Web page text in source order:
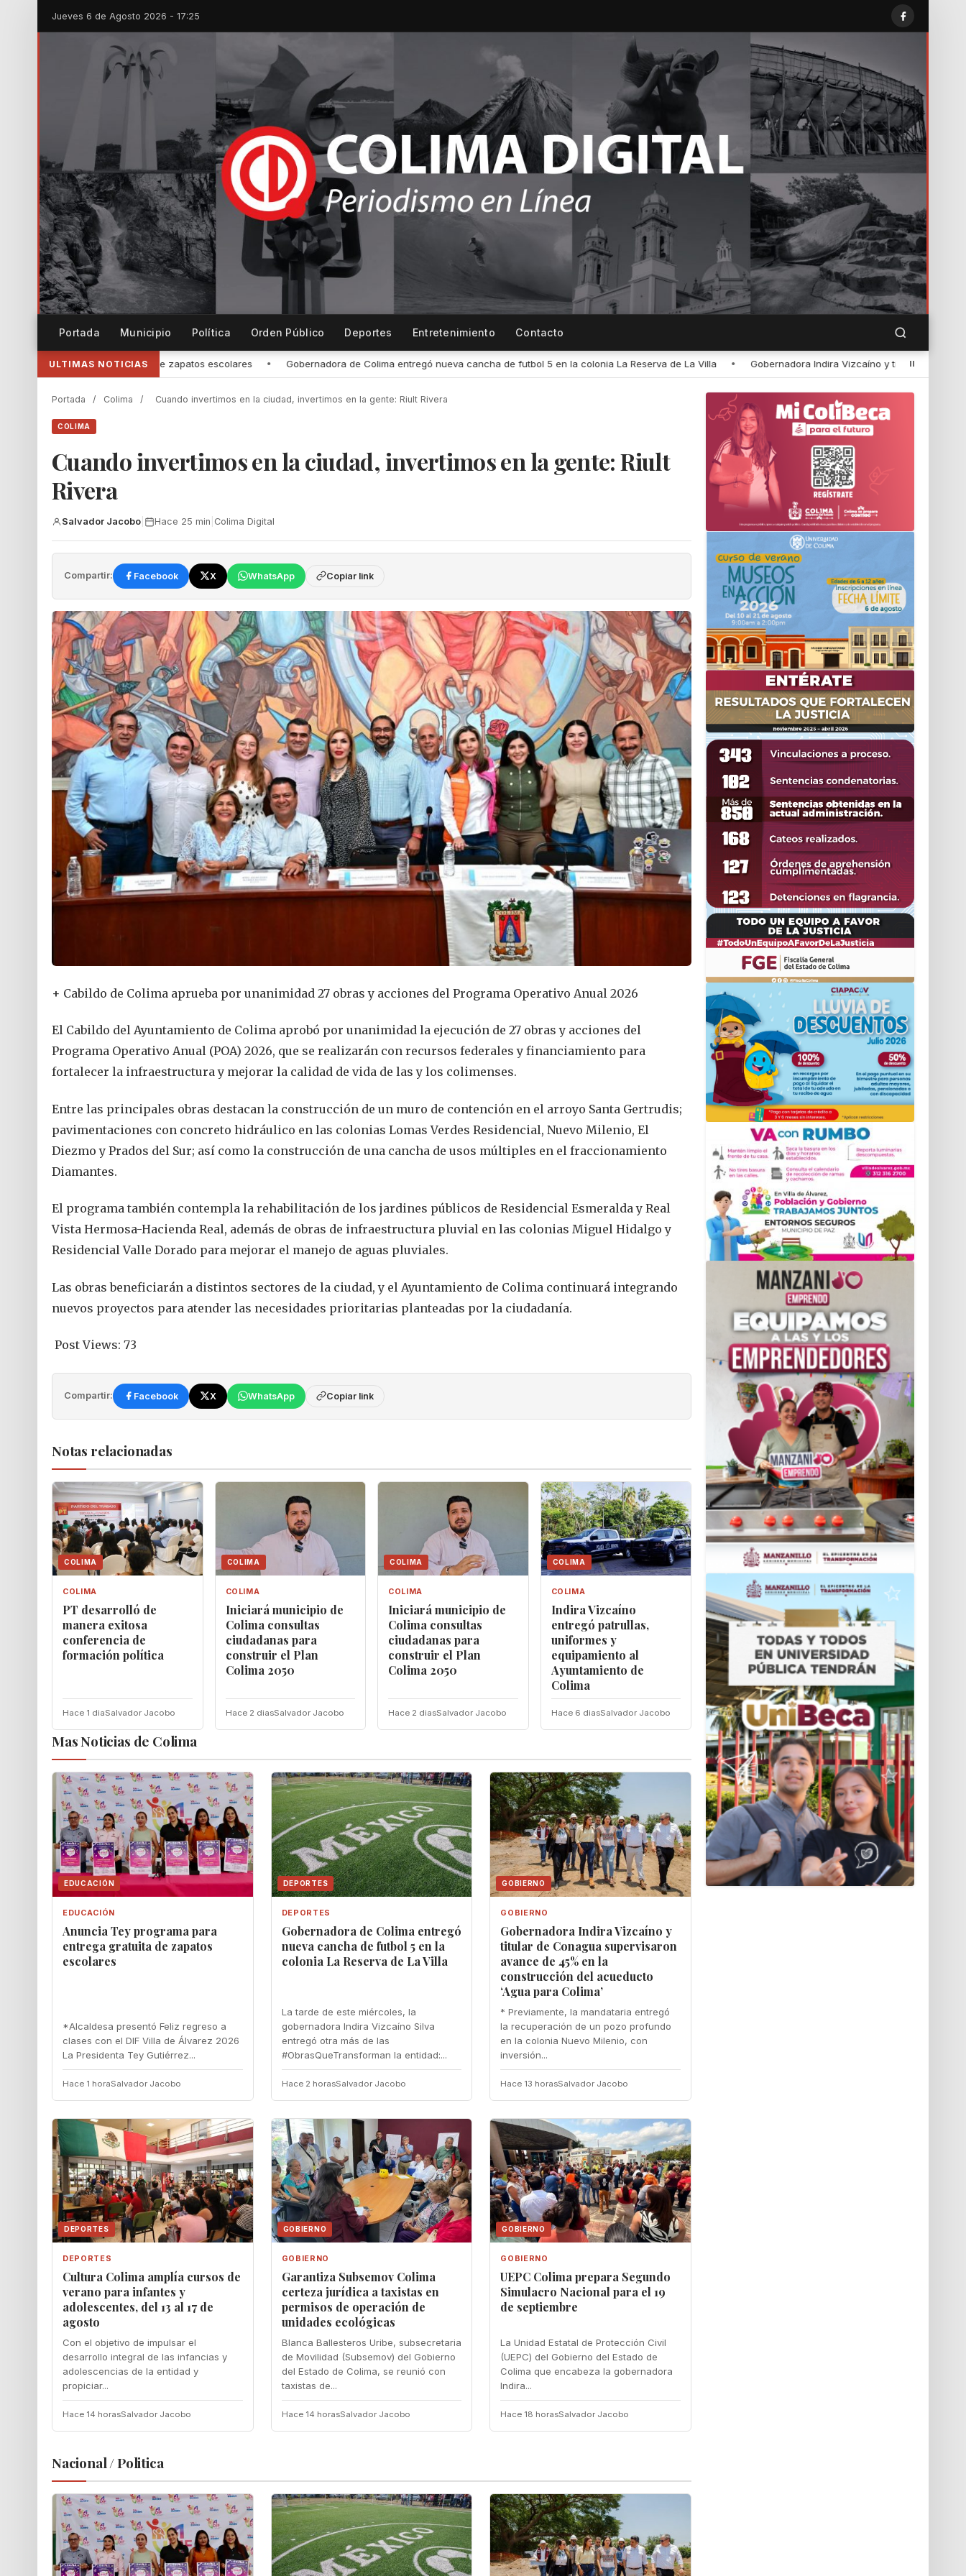
Jueves 6 de Agosto 2026 - 17:25
Portada Municipio Política Orden Público Deportes Entretenimiento Contacto
ULTIMAS NOTICIAS
escolares • Gobernadora de Colima entregó nueva cancha de futbol 5 en la colonia La Reserva de La Villa • Gobernadora Indira Vizcaíno y titular de Conagua supervisaron avance de 45% en la
Portada / Colima / Cuando invertimos en la ciudad, invertimos en la gente: Riult Rivera
COLIMA
Cuando invertimos en la ciudad, invertimos en la gente: Riult
Rivera
Salvador Jacobo Hace 25 min Colima Digital
Compartir: Facebook X WhatsApp Copiar link
+ Cabildo de Colima aprueba por unanimidad 27 obras y acciones del Programa Operativo Anual 2026
El Cabildo del Ayuntamiento de Colima aprobó por unanimidad la ejecución de 27 obras y acciones del
Programa Operativo Anual (POA) 2026, que se realizarán con recursos federales y financiamiento para
fortalecer la infraestructura y mejorar la calidad de vida de las y los colimenses.
Entre las principales obras destacan la construcción de un muro de contención en el arroyo Santa Gertrudis;
pavimentaciones con concreto hidráulico en las colonias Lomas Verdes Residencial, Nuevo Milenio, El
Diezmo y Prados del Sur; así como la construcción de una cancha de usos múltiples en el fraccionamiento
Diamantes.
El programa también contempla la rehabilitación de los jardines públicos de Residencial Esmeralda y Real
Vista Hermosa-Hacienda Real, además de obras de infraestructura pluvial en las colonias Miguel Hidalgo y
Residencial Valle Dorado para mejorar el manejo de aguas pluviales.
Las obras beneficiarán a distintos sectores de la ciudad, y el Ayuntamiento de Colima continuará integrando
nuevos proyectos para atender las necesidades prioritarias planteadas por la ciudadanía.
Post Views: 73
Compartir: Facebook X WhatsApp Copiar link
Notas relacionadas
COLIMA
COLIMA
PT desarrolló de
manera exitosa
conferencia de
formación política
Hace 1 diaSalvador Jacobo
COLIMA
COLIMA
Iniciará municipio de
Colima consultas
ciudadanas para
construir el Plan
Colima 2050
Hace 2 diasSalvador Jacobo
COLIMA
COLIMA
Iniciará municipio de
Colima consultas
ciudadanas para
construir el Plan
Colima 2050
Hace 2 diasSalvador Jacobo
COLIMA
COLIMA
Indira Vizcaíno
entregó patrullas,
uniformes y
equipamiento al
Ayuntamiento de
Colima
Hace 6 diasSalvador Jacobo
Mas Noticias de Colima
EDUCACIÓN
EDUCACIÓN
‎Anuncia Tey programa para
entrega gratuita de zapatos
escolares
‎*Alcaldesa presentó Feliz regreso a
clases con el DIF Villa de Álvarez 2026 ‎
‎La Presidenta Tey Gutiérrez...
Hace 1 horaSalvador Jacobo
DEPORTES
DEPORTES
Gobernadora de Colima entregó
nueva cancha de futbol 5 en la
colonia La Reserva de La Villa
La tarde de este miércoles, la
gobernadora Indira Vizcaíno Silva
entregó otra más de las
#ObrasQueTransforman la entidad:...
Hace 2 horasSalvador Jacobo
GOBIERNO
GOBIERNO
Gobernadora Indira Vizcaíno y
titular de Conagua supervisaron
avance de 45% en la
construcción del acueducto
‘Agua para Colima’
* Previamente, la mandataria entregó
la recuperación de un pozo profundo
en la colonia Nuevo Milenio, con
inversión...
Hace 13 horasSalvador Jacobo
DEPORTES
DEPORTES
Cultura Colima amplía cursos de
verano para infantes y
adolescentes, del 13 al 17 de
agosto
Con el objetivo de impulsar el
desarrollo integral de las infancias y
adolescencias de la entidad y
propiciar...
Hace 14 horasSalvador Jacobo
GOBIERNO
GOBIERNO
Garantiza Subsemov Colima
certeza jurídica a taxistas en
permisos de operación de
unidades ecológicas
Blanca Ballesteros Uribe, subsecretaria
de Movilidad (Subsemov) del Gobierno
del Estado de Colima, se reunió con
taxistas de...
Hace 14 horasSalvador Jacobo
GOBIERNO
GOBIERNO
UEPC Colima prepara Segundo
Simulacro Nacional para el 19
de septiembre
La Unidad Estatal de Protección Civil
(UEPC) del Gobierno del Estado de
Colima que encabeza la gobernadora
Indira...
Hace 18 horasSalvador Jacobo
Nacional / Politica